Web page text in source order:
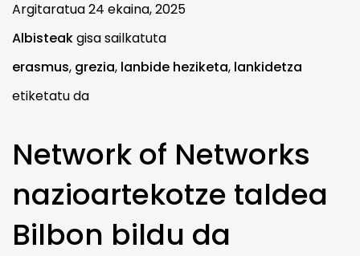
Argitaratua24 ekaina, 2025
Albisteakgisa sailkatuta
erasmus, grezia, lanbide heziketa, lankidetza
etiketatu da
Network of Networks
nazioartekotze taldea
Bilbon bildu da